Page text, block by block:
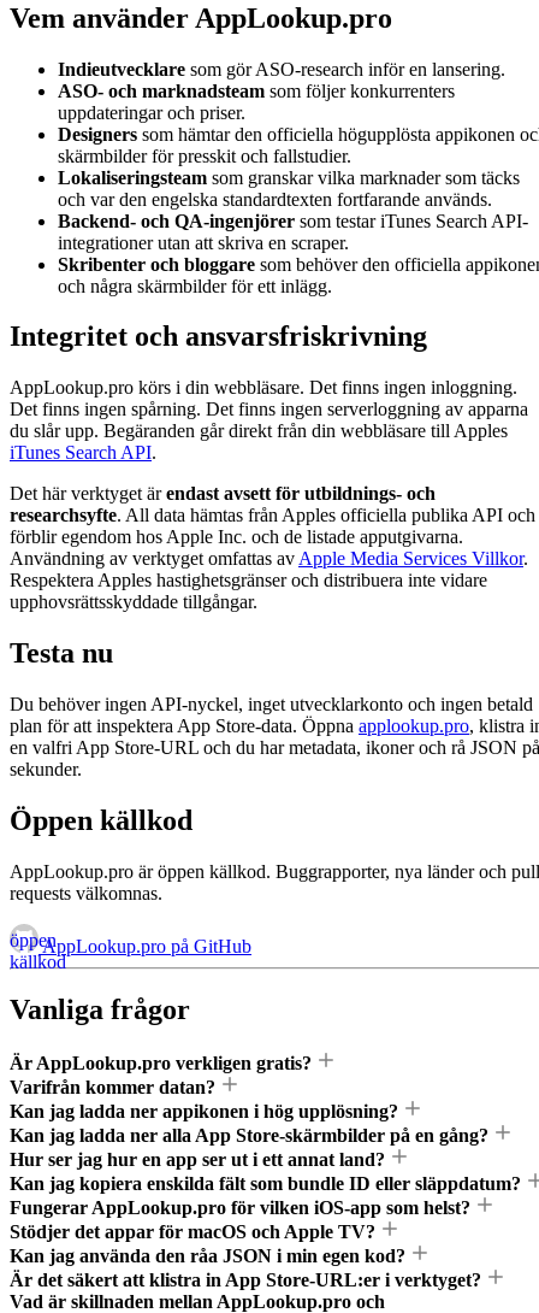
Vem använder AppLookup.pro
Indieutvecklare som gör ASO-research inför en lansering.
ASO- och marknadsteam som följer konkurrenters
uppdateringar och priser.
Designers som hämtar den officiella högupplösta appikonen
skärmbilder för presskit och fallstudier.
Lokaliseringsteam som granskar vilka marknader som täcks
och var den engelska standardtexten fortfarande används.
Backend- och QA-ingenjörer som testar iTunes Search API-
integrationer utan att skriva en scraper.
Skribenter och bloggare som behöver den officiella
och några skärmbilder för ett inlägg.
Integritet och ansvarsfriskrivning
AppLookup.pro körs i din webbläsare. Det finns ingen inloggning.
Det finns ingen spårning. Det finns ingen serverloggning av apparna
du slår upp. Begäranden går direkt från din webbläsare till Apples
iTunes Search API.
Det här verktyget ärendast avsett för utbildnings- och
researchsyfte. All data hämtas från Apples officiella publika API och
förblir egendom hos Apple Inc. och de listade apputgivarna.
Användning av verktyget omfattas av Apple Media Services Villkor.
Respektera Apples hastighetsgränser och distribuera inte vidare
upphovsrättsskyddade tillgångar.
Testa nu
Du behöver ingen API-nyckel, inget utvecklarkonto och ingen betald
plan för att inspektera App Store-data. Öppna applookup.pro, klistra
en valfri App Store-URL och du har metadata, ikoner och rå JSON på
sekunder.
Öppen källkod
AppLookup.pro är öppen källkod. Buggrapporter, nya länder och pull
requests välkomnas.
AppLookup.pro på GitHub
öppen
källkod
Vanliga frågor
Är AppLookup.pro verkligen gratis?
Varifrån kommer datan?
Kan jag ladda ner appikonen i hög upplösning?
Kan jag ladda ner alla App Store-skärmbilder på en gång?
Hur ser jag hur en app ser ut i ett annat land?
Kan jag kopiera enskilda fält som bundle ID eller släppdatum?
Fungerar AppLookup.pro för vilken iOS-app som helst?
Stödjer det appar för macOS och Apple TV?
Kan jag använda den råa JSON i min egen kod?
Är det säkert att klistra in App Store-URL:er i verktyget?
Vad är skillnaden mellan AppLookup.pro och